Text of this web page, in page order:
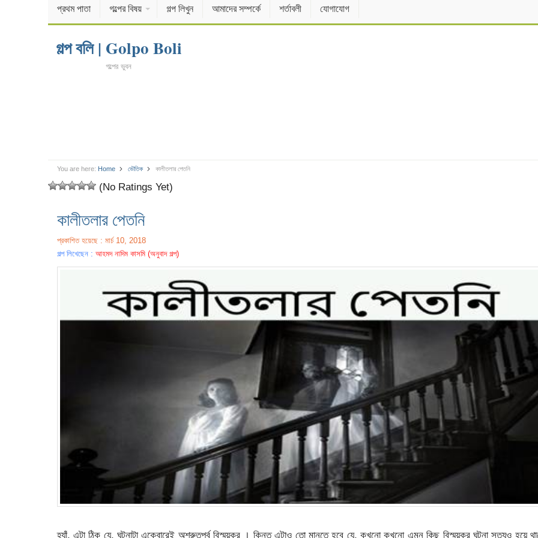
প্রথম পাতা গল্পের বিষয় গল্প লিখুন আমাদের সম্পর্কে শর্তাবলী যোগাযোগ
গল্প বলি | Golpo Boli
গল্পের ভুবন
You are here: Home ভৌতিক কালীতলার পেতনি
(No Ratings Yet)
কালীতলার পেতনি
প্রকাশিত হয়েছে : মার্চ 10, 2018
গল্প লিখেছেন : আহমদ নাদিম কাসমি (অনুবাদ গল্প)
হ্যাঁ, এটা ঠিক যে, ঘটনাটা একেবারেই অশ্রুতপূর্ব বিস্ময়কর । কিন্তু এটাও তো মানতে হবে যে, কখনো কখনো এমন কিছু বিস্ময়কর ঘটনা সত্যও হয়ে